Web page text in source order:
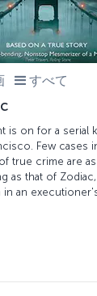
すべて
is on for a serial
Few cases
true crime are as
as that of
in an